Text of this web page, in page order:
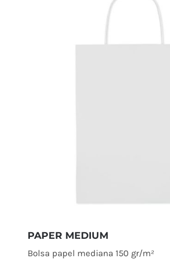
PAPER MEDIUM
Bolsa papel mediana 150 gr/m²